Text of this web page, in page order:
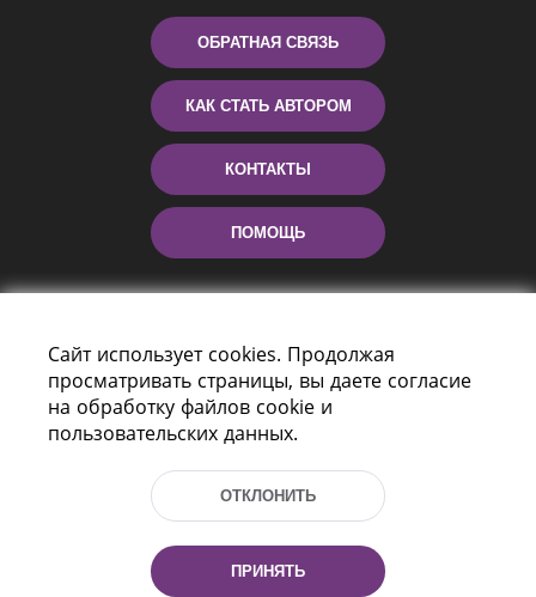
ОБРАТНАЯ СВЯЗЬ
КАК СТАТЬ АВТОРОМ
КОНТАКТЫ
ПОМОЩЬ
г. Минск, Республика Беларусь, 220114
Тел.: (+375 17) 368 37 37, Факс: (+375 17)
Эл. почта: inbox@nlb.by
Сайт использует cookies. Продолжая
просматривать страницы, вы даете согласие
на обработку файлов cookie и
пользовательских данных.
ОТКЛОНИТЬ
ПРИНЯТЬ